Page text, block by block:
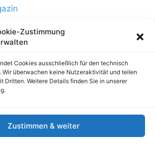
Zustimmung
Cookies ausschließlich für den technisch
Wir überwachen keine Nutzeraktivität und teilen
Dritten. Weitere Details finden Sie in unserer
Zustimmen & weiter